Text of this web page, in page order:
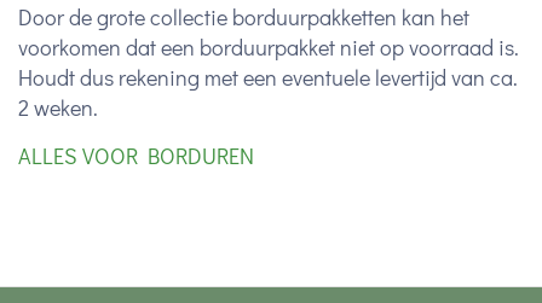
Door de grote collectie borduurpakketten kan het
voorkomen dat een borduurpakket niet op voorraad is.
Houdt dus rekening met een eventuele levertijd van ca.
2 weken.
ALLES VOOR BORDUREN